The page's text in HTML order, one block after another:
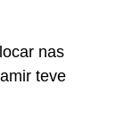
nas
teve